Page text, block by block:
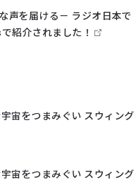
声を届ける－ ラジオ日本
紹介されました！
宇宙をつまみぐい スウィン
宇宙をつまみぐい スウィン